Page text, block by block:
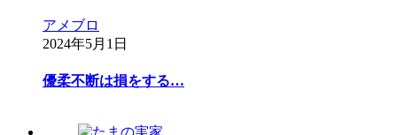
アメブロ
2024年5月1日
優柔不断は損をする…